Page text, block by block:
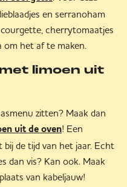
en serranoham
cherrytomaatjes
om het af te maken.
limoen uit
zitten? Maak dan
uit de oven! Een
de tijd van het jaar. Echt
dan vis? Kan ook. Maak
van kabeljauw!